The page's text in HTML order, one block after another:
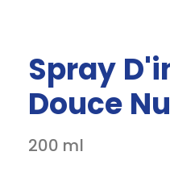
Spray
Douce
200 ml